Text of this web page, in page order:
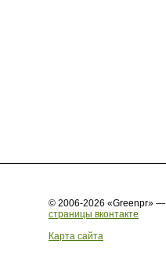
© 2006-2026 «Greenpr» —
страницы вконтакте
Карта сайта